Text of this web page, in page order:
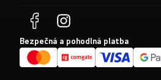
Bezpečná a pohodlná platba